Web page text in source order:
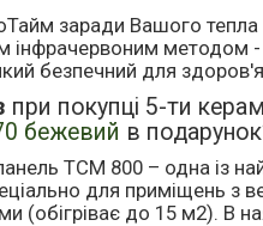
заради Вашого тепла
інфрачервоним методом
безпечний для
при покупці 5-ти
бежевий в
ТСМ 800 – одна із
для приміщень з
(обігріває до 15 м2). В